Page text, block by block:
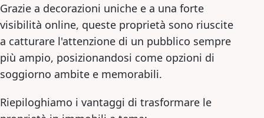
Grazie a decorazioni uniche e a una forte
visibilità online, queste proprietà sono riuscite
a catturare l'attenzione di un pubblico sempre
più ampio, posizionandosi come opzioni di
soggiorno ambite e memorabili.
Riepiloghiamo i vantaggi di trasformare le